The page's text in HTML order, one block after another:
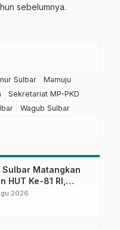
sebelumnya.
Sulbar
Mamuju
Sekretariat MP-PKD
Wagub Sulbar
Sulbar Matangkan
HUT Ke-81 RI,
di Lapangan
2026